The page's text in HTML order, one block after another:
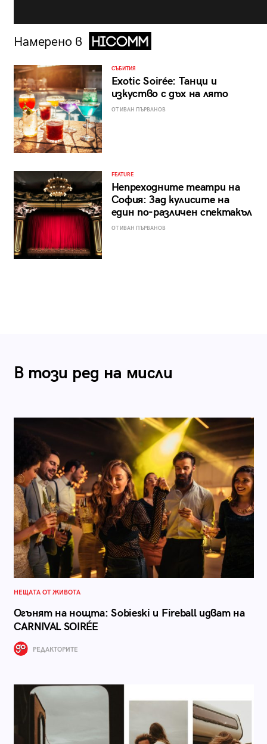
Намерено в
СЪБИТИЯ
Exotic Soirée: Танци и
изкуство с дъх на лято
ОТ ИВАН ПЪРВАНОВ
FEATURE
Непреходните театри на
София: Зад кулисите на
един по-различен спектакъл
ОТ ИВАН ПЪРВАНОВ
В този ред на мисли
НЕЩАТА ОТ ЖИВОТА
Огънят на нощта: Sobieski и Fireball идват на
CARNIVAL SOIRÉE
РЕДАКТОРИТЕ